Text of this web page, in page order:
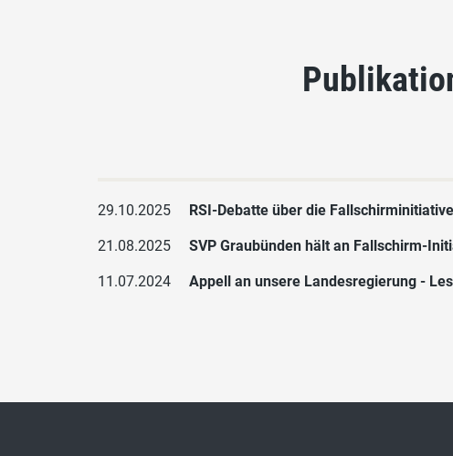
29.10.2025 RSI-Debatte über die Fallschirminitiative
21.08.2025 SVP Graubünden hält an Fallschirm-
11.07.2024 Appell an unsere Landesregierung -